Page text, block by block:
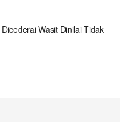
Wasit Dinilai Tidak